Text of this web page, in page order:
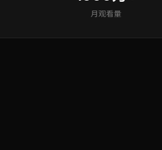
月观看量